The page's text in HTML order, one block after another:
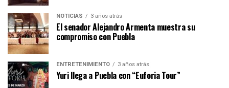
NOTICIAS 3 años atrás
El senador Alejandro Armenta muestra su
compromiso con Puebla
ENTRETENIMIENTO 3 años atrás
Yuri llega a Puebla con “Euforia Tour”